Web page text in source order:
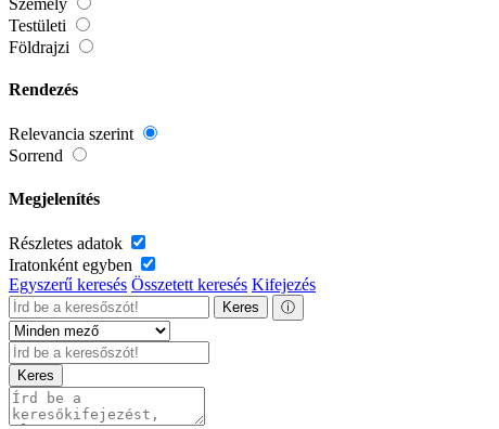
Testületi
Földrajzi
Rendezés
Relevancia szerint
Sorrend
Megjelenítés
Részletes adatok
Iratonként egyben
Egyszerű keresés Összetett keresés Kifejezés
Keres ⓘ
Keres